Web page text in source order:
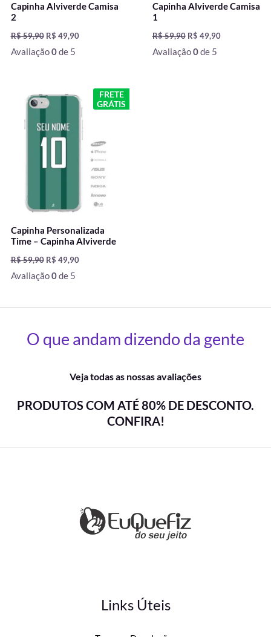
Capinha Alviverde Camisa
2
R$59,90 R$ 49,90
Avaliação0de 5
Capinha Alviverde Camisa
1
R$59,90 R$ 49,90
Avaliação0de 5
FRETE
GRÁTIS
Capinha Personalizada
Time – Capinha Alviverde
R$59,90
O
preço
era:
R$ 59,90.
R$ 49,90
preço
Avaliação0de 5
O que andam dizendo da gente
Veja todas as nossas avaliações
PRODUTOS COM ATÉ 80% DE DESCONTO.
CONFIRA!
Links Úteis